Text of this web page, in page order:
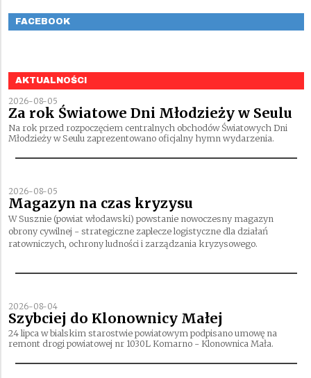
FACEBOOK
AKTUALNOŚCI
2026-08-05
Za rok Światowe Dni Młodzieży w Seulu
Na rok przed rozpoczęciem centralnych obchodów Światowych Dni
Młodzieży w Seulu zaprezentowano oficjalny hymn wydarzenia.
2026-08-05
Magazyn na czas kryzysu
W Susznie (powiat włodawski) powstanie nowoczesny magazyn
obrony cywilnej - strategiczne zaplecze logistyczne dla działań
ratowniczych, ochrony ludności i zarządzania kryzysowego.
2026-08-04
Szybciej do Klonownicy Małej
24 lipca w bialskim starostwie powiatowym podpisano umowę na
remont drogi powiatowej nr 1030L Komarno - Klonownica Mała.